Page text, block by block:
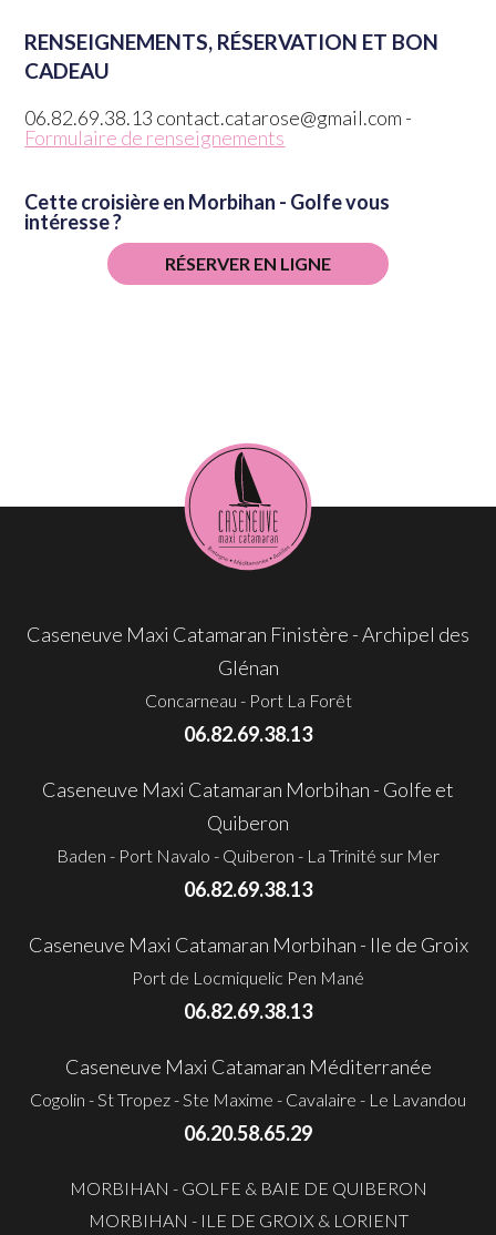
RENSEIGNEMENTS, RÉSERVATION ET BON
CADEAU
06.82.69.38.13 contact.catarose@gmail.com -
Formulaire de renseignements
Cette croisière en Morbihan - Golfe vous
intéresse ?
RÉSERVER EN LIGNE
Caseneuve Maxi Catamaran Finistère - Archipel des
Glénan
Concarneau - Port La Forêt
06.82.69.38.13
Caseneuve Maxi Catamaran Morbihan - Golfe et
Quiberon
Baden - Port Navalo - Quiberon - La Trinité sur Mer
06.82.69.38.13
Caseneuve Maxi Catamaran Morbihan - Ile de Groix
Port de Locmiquelic Pen Mané
06.82.69.38.13
Caseneuve Maxi Catamaran Méditerranée
Cogolin - St Tropez - Ste Maxime - Cavalaire - Le Lavandou
06.20.58.65.29
MORBIHAN - GOLFE & BAIE DE QUIBERON
MORBIHAN - ILE DE GROIX & LORIENT